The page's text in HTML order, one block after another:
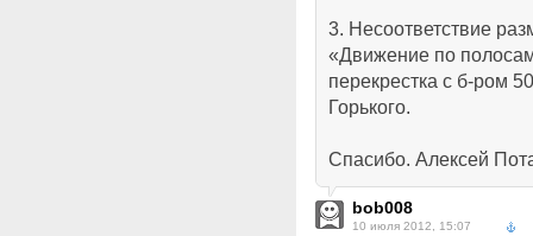
3. Несоответствие
«Движение по
перекрестка с б-ром
Горького.
Спасибо. Алексей
bob008
10 июля 2012, 15:07